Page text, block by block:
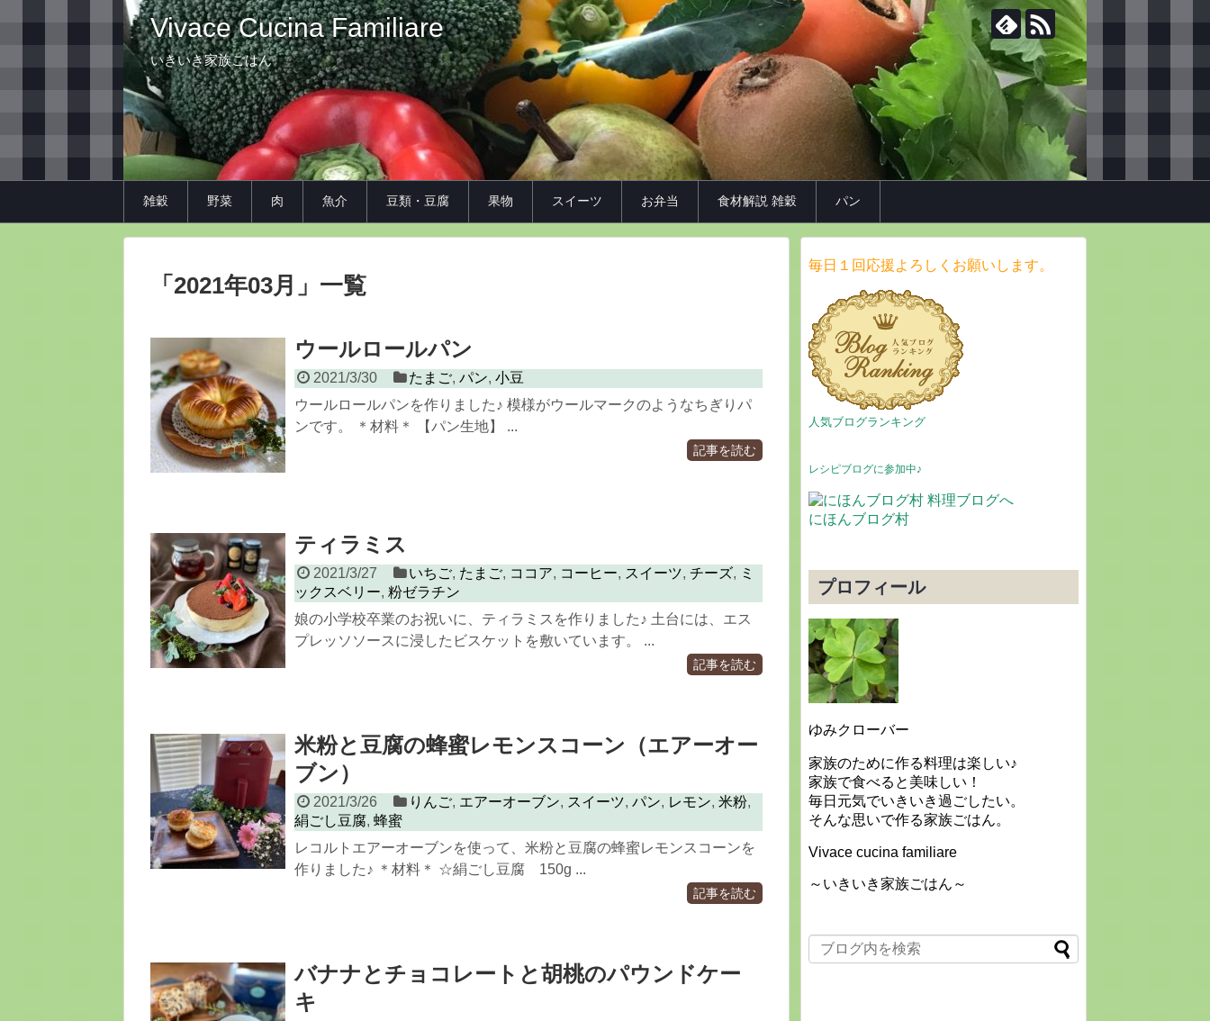
Vivace Cucina Familiare
いきいき家族ごはん
雑穀 野菜 肉 魚介 豆類・豆腐 果物 スイーツ お弁当 食材解説 雑穀 パン
「 2021年03月 」 一覧
ウールロールパン
2021/3/30 たまご,パン,小豆
ウールロールパンを作りました♪ 模様がウールマークのようなちぎりパ
ンです。 ＊材料＊ 【パン生地】 ...
記事を読む
ティラミス
2021/3/27 いちご, たまご, ココア, コーヒー, スイーツ,チーズ, ミ
ックスベリー, 粉ゼラチン
娘の小学校卒業のお祝いに、ティラミスを作りました♪ 土台には、エス
プレッソソースに浸したビスケットを敷いています。 ...
記事を読む
米粉と豆腐の蜂蜜レモンスコーン（エアーオー
ブン）
2021/3/26 りんご, エアーオーブン, スイーツ,パン, レモン,米粉,
絹ごし豆腐, 蜂蜜
レコルトエアーオーブンを使って、米粉と豆腐の蜂蜜レモンスコーンを
作りました♪ ＊材料＊ ☆絹ごし豆腐 150g ...
記事を読む
バナナとチョコレートと胡桃のパウンドケー
キ
毎日１回応援よろしくお願いします。
人気ブログランキング
レシピブログに参加中♪
にほんブログ村
プロフィール
ゆみクローバー
家族のために作る料理は楽しい♪
家族で食べると美味しい！
毎日元気でいきいき過ごしたい。
そんな思いで作る家族ごはん。
Vivace cucina familiare
～いきいき家族ごはん～